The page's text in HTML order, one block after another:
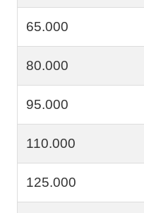
65.000
80.000
95.000
110.000
125.000